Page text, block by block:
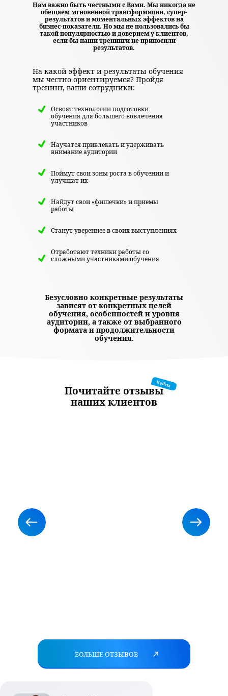
Нам важно быть честными с Вами. Мы никогда не
обещаем мгновенной трансформации, супер-
результатов и моментальных эффектов на
бизнес-показатели. Но мы не пользовались бы
такой популярностью и доверием у клиентов,
если бы наши тренинги не приносили
результатов.
Освоят технологии подготовки
обучения для большего вовлечения
участников
Научатся привлекать и удерживать
внимание аудитории
Поймут свои зоны роста в обучении и
улучшат их
Найдут свои «фишечки» и приемы
работы
Станут увереннее в своих выступлениях
Отработают техники работы со
сложными участниками обучения
На какой эффект и результаты обучения
мы честно ориентируемся? Пройдя
тренинг, ваши сотрудники:
Безусловно конкретные результаты
зависят от конкретных целей
обучения, особенностей и уровня
аудитории, а также от выбранного
формата и продолжительности
обучения.
Почитайте отзывы
наших клиентов
Кейсы
БОЛЬШЕ ОТЗЫВОВ